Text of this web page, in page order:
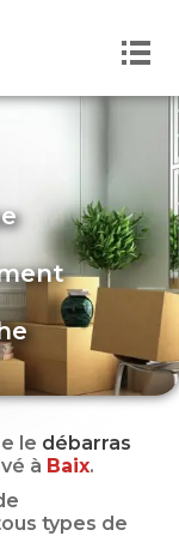
le débarras
à Baix.
types de